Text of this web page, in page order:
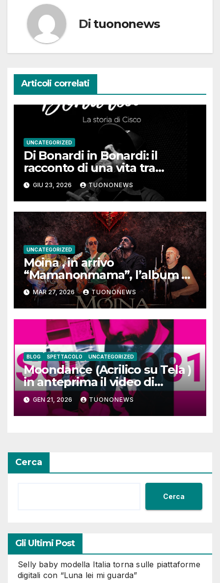
Di tuononews
Articoli correlati
UNCATEGORIZED
Di Bonardi in Bonardi: il
racconto di una vita tra
memoria, musica e identità
GIU 23, 2026 TUONONEWS
UNCATEGORIZED
Moina , in arrivo
“Mamanonmama”, l’album di
debutto per Ghost Record
MAR 27, 2026 TUONONEWS
BLOG SPETTACOLO UNCATEGORIZED
Moondance (Acrilico su Tela )
in anteprima il video di
SOLO1981
GEN 21, 2026 TUONONEWS
Cerca
Cerca
Gli Ultimi Post
Selly baby modella Italia torna sulle piattaforme
digitali con “Luna lei mi guarda”